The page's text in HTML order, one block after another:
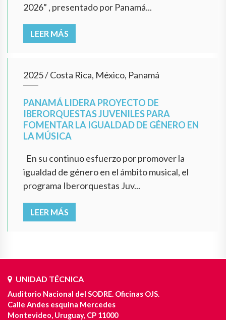
2026” , presentado por Panamá...
LEER MÁS
2025/Costa Rica, México, Panamá
PANAMÁ LIDERA PROYECTO DE
IBERORQUESTAS JUVENILES PARA
FOMENTAR LA IGUALDAD DE GÉNERO EN
LA MÚSICA
En su continuo esfuerzo por promover la
igualdad de género en el ámbito musical, el
programa Iberorquestas Juv...
LEER MÁS
UNIDAD TÉCNICA
Auditorio Nacional del SODRE. Oficinas OJS.
Calle Andes esquina Mercedes
Montevideo, Uruguay, CP 11000